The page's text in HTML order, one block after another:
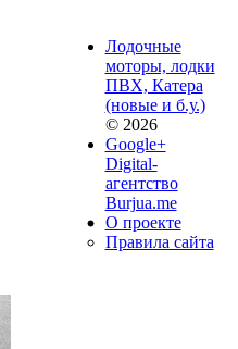
Лодочные
моторы, лодки
ПВХ, Катера
(новые и б.у.)
© 2026
Google+
Digital-
агентство
Burjua.me
О проекте
Правила сайта